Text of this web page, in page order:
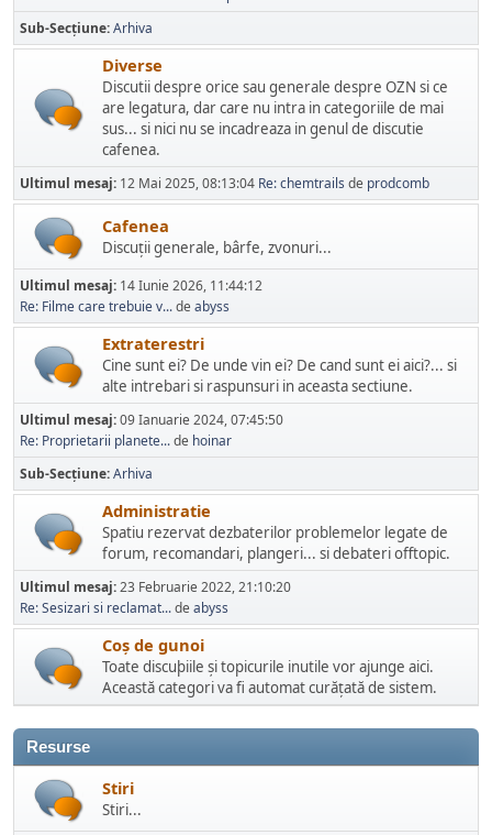
Sub-Secțiune Arhiva
Diverse
Discutii despre orice sau generale despre OZN si ce
are legatura, dar care nu intra in categoriile de mai
sus... si nici nu se incadreaza in genul de discutie
cafenea.
Ultimul mesaj: 12 Mai 2025, 08:13:04 Re: chemtrails de prodcomb
Cafenea
Discuţii generale, bârfe, zvonuri...
Ultimul mesaj: 14 Iunie 2026, 11:44:12
Re: Filme care trebuie v...de abyss
Extraterestri
Cine sunt ei? De unde vin ei? De cand sunt ei aici?... si
alte intrebari si raspunsuri in aceasta sectiune.
Ultimul mesaj:09 Ianuarie 2024, 07:45:50
Re: Proprietarii planete...de hoinar
Sub-Secțiune Arhiva
Administratie
Spatiu rezervat dezbaterilor problemelor legate de
forum, recomandari, plangeri... si debateri offtopic.
Ultimul mesaj:23 Februarie 2022, 21:10:20
Re: Sesizari si reclamat...de abyss
Coș de gunoi
Toate discuþiile și topicurile inutile vor ajunge aici.
Această categori va fi automat curățată de sistem.
Resurse
Stiri
Stiri...